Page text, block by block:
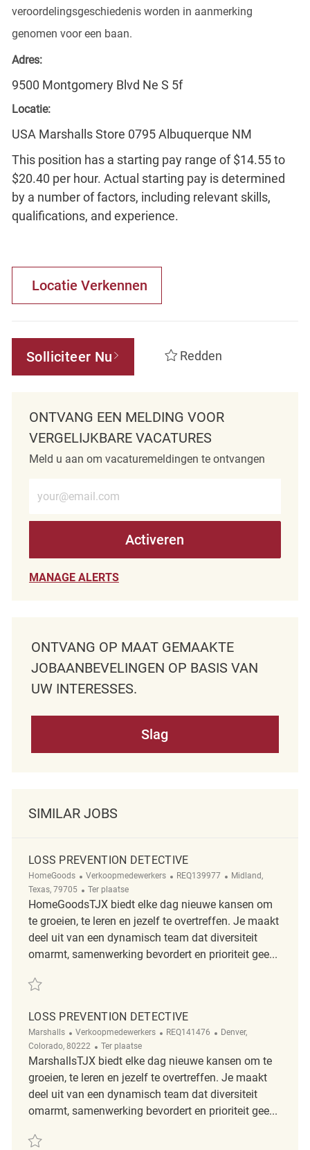
veroordelingsgeschiedenis worden in aanmerking
genomen voor een baan.
Adres:
9500 Montgomery Blvd Ne S 5f
Locatie:
USA Marshalls Store 0795 Albuquerque NM
This position has a starting pay range of $14.55 to
$20.40 per hour. Actual starting pay is determined
by a number of factors, including relevant skills,
qualifications, and experience.
Locatie Verkennen
Solliciteer Nu Redden
ONTVANG EEN MELDING VOOR
VERGELIJKBARE VACATURES
Meld u aan om vacaturemeldingen te ontvangen
Activeren
MANAGE ALERTS
ONTVANG OP MAAT GEMAAKTE
JOBAANBEVELINGEN OP BASIS VAN
UW INTERESSES.
Slag
SIMILAR JOBS
LOSS PREVENTION DETECTIVE
HomeGoods Categorie
Verkoopmedewerkers ReqId
REQ139977 Plaats
Midland,
Texas, 79705
Afgelegen
Ter plaatse
HomeGoodsTJX biedt elke dag nieuwe kansen om
te groeien, te leren en jezelf te overtreffen. Je maakt
deel uit van een dynamisch team dat diversiteit
omarmt, samenwerking bevordert en prioriteit gee...
Redden Loss Prevention Detective REQ139977
LOSS PREVENTION DETECTIVE
Marshalls Categorie
Verkoopmedewerkers ReqId
REQ141476 Plaats
Denver,
Colorado, 80222
Afgelegen
Ter plaatse
MarshallsTJX biedt elke dag nieuwe kansen om te
groeien, te leren en jezelf te overtreffen. Je maakt
deel uit van een dynamisch team dat diversiteit
omarmt, samenwerking bevordert en prioriteit gee...
Redden Loss Prevention Detective REQ141476